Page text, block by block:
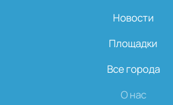
Новости
Площадки
Все города
О нас